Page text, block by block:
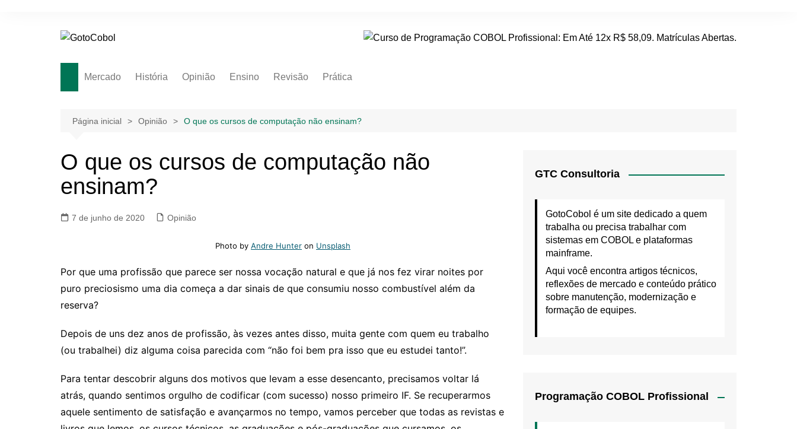
Mercado História Opinião Ensino
Introdução à Plataforma
Avançado
Revisão Prática
Página inicial Opinião O que os cursos de computação não ensinam?
O que os cursos de computação não
ensinam?
7 de junho de 2020 Opinião
Photo by Andre Hunter on Unsplash
Por que uma profissão que parece ser nossa vocação natural e que já nos fez virar noites por
puro preciosismo uma dia começa a dar sinais de que consumiu nosso combustível além da
reserva?
Depois de uns dez anos de profissão, às vezes antes disso, muita gente com quem eu trabalho
(ou trabalhei) diz alguma coisa parecida com “não foi bem pra isso que eu estudei tanto!”.
Para tentar descobrir alguns dos motivos que levam a esse desencanto, precisamos voltar lá
atrás, quando sentimos orgulho de codificar (com sucesso) nosso primeiro IF. Se recuperarmos
aquele sentimento de satisfação e avançarmos no tempo, vamos perceber que todas as revistas e
GTC Consultoria
GotoCobol é um site dedicado a quem
trabalha ou precisa trabalhar com
sistemas em COBOL e plataformas
mainframe.
Aqui você encontra artigos técnicos,
reflexões de mercado e conteúdo prático
sobre manutenção, modernização e
formação de equipes.
Programação COBOL Profissional